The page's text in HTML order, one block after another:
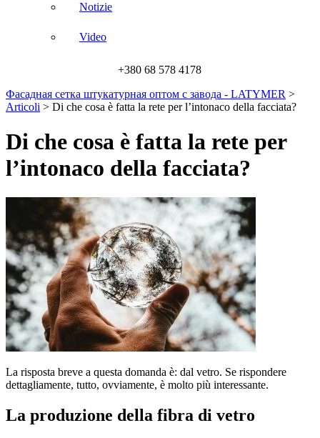
Notizie
Video
+380 68 578 4178
Фасадная сетка штукатурная оптом с завода - LATYMER >
Articoli > Di che cosa è fatta la rete per l’intonaco della facciata?
Di che cosa è fatta la rete per
l’intonaco della facciata?
La risposta breve a questa domanda è: dal vetro. Se rispondere
dettagliamente, tutto, ovviamente, è molto più interessante.
La produzione della fibra di vetro